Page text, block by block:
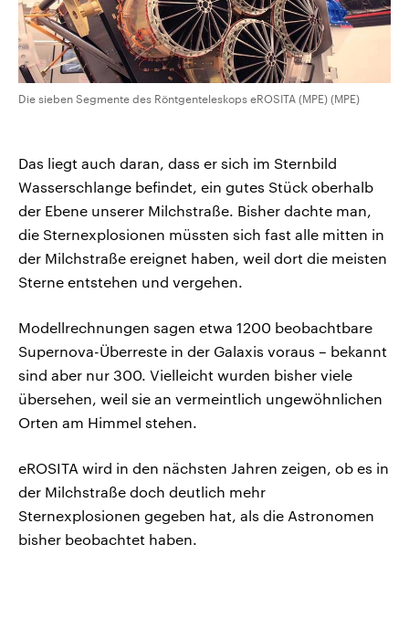
Die sieben Segmente des Röntgenteleskops eROSITA (MPE) (MPE)
Das liegt auch daran, dass er sich im Sternbild
Wasserschlange befindet, ein gutes Stück oberhalb
der Ebene unserer Milchstraße. Bisher dachte man,
die Sternexplosionen müssten sich fast alle mitten in
der Milchstraße ereignet haben, weil dort die meisten
Sterne entstehen und vergehen.
Modellrechnungen sagen etwa 1200 beobachtbare
Supernova-Überreste in der Galaxis voraus – bekannt
sind aber nur 300. Vielleicht wurden bisher viele
übersehen, weil sie an vermeintlich ungewöhnlichen
Orten am Himmel stehen.
eROSITA wird in den nächsten Jahren zeigen, ob es in
der Milchstraße doch deutlich mehr
Sternexplosionen gegeben hat, als die Astronomen
bisher beobachtet haben.